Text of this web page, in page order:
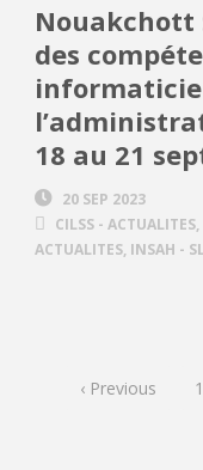
des
18 au 21
20 SEP 2023
CILSS - ACTUALITES,
ACTUALITES, INSAH -
‹ Previous 1